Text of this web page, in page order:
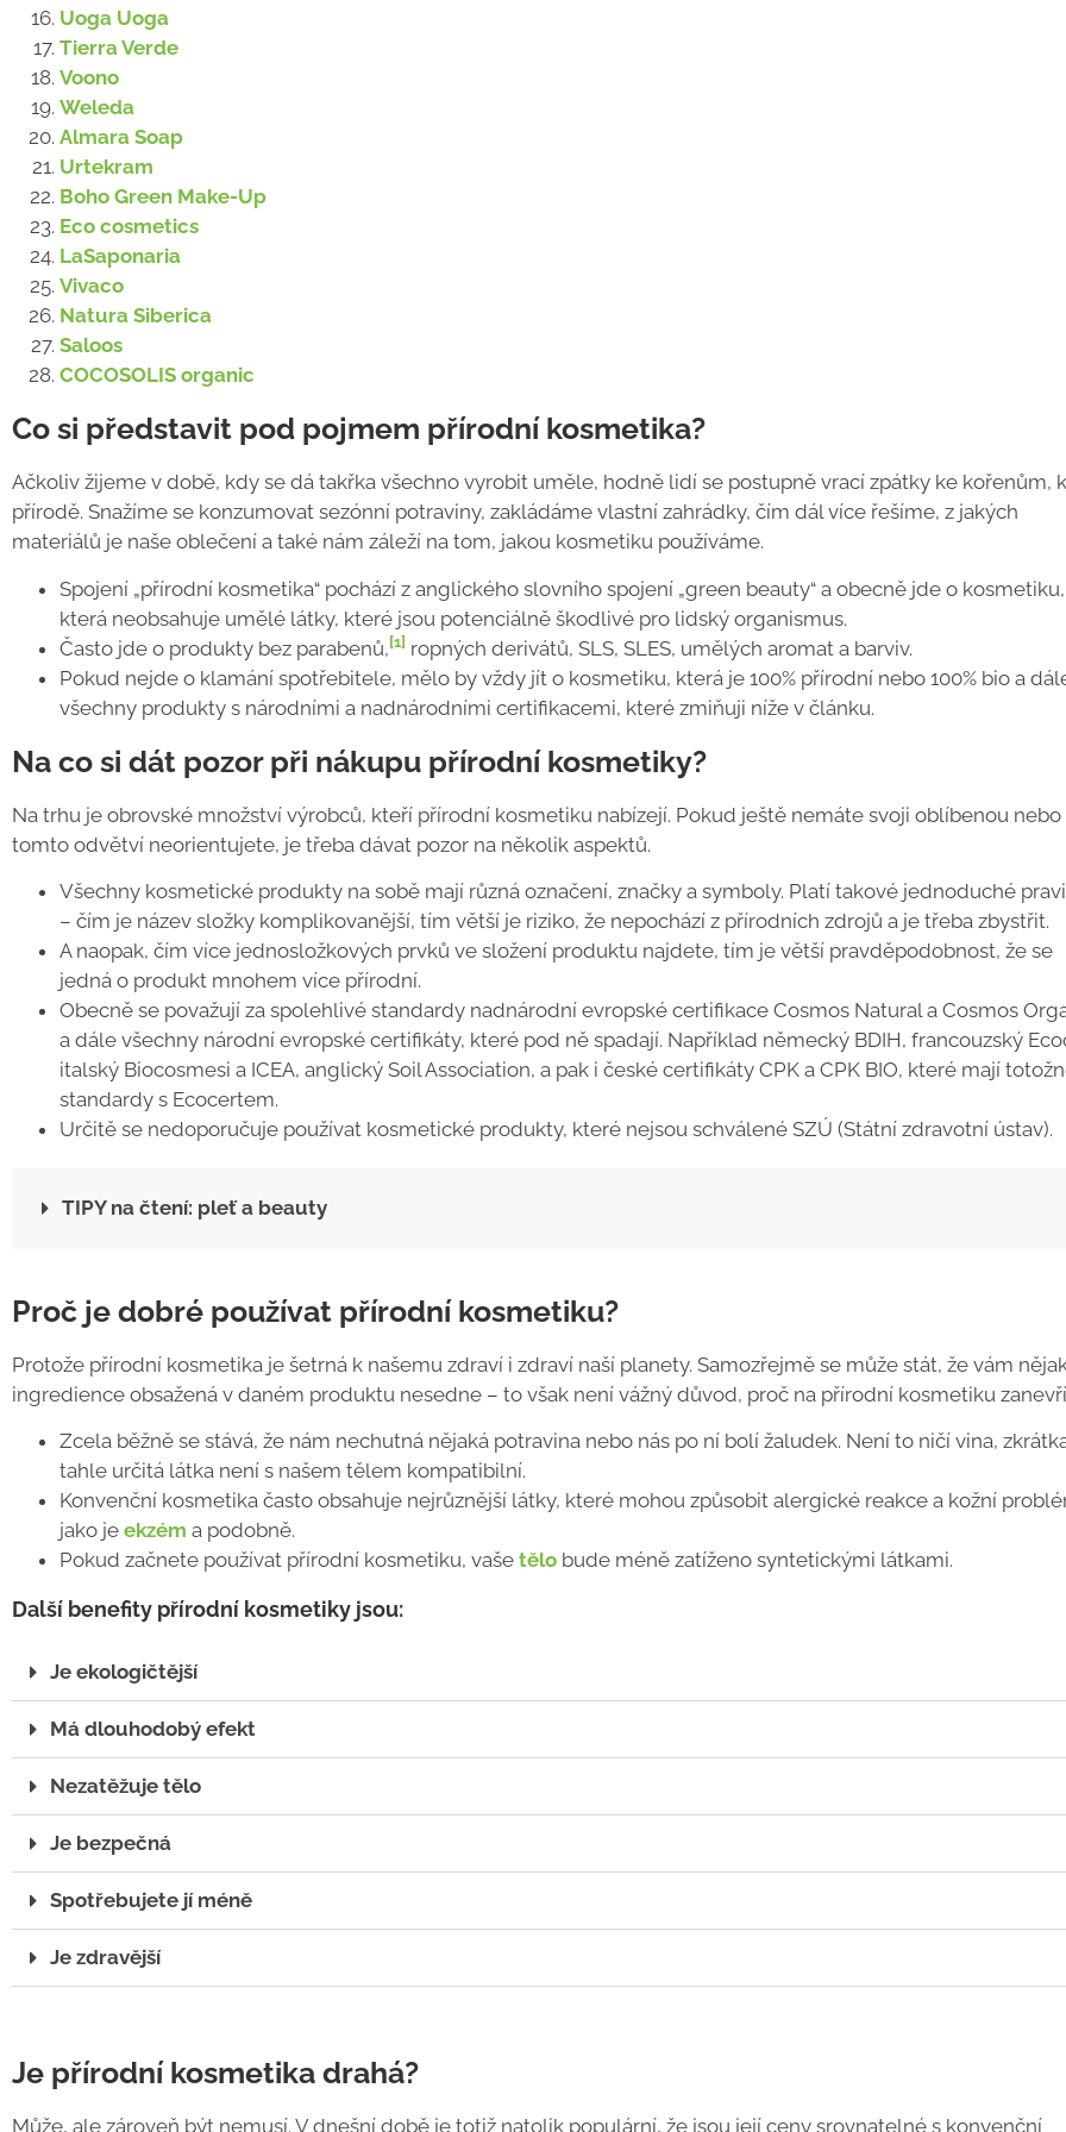
Uoga Uoga
Tierra Verde
Voono
Weleda
Almara Soap
Urtekram
Boho Green Make-Up
Eco cosmetics
LaSaponaria
Vivaco
Natura Siberica
Saloos
COCOSOLIS organic
Co si představit pod pojmem přírodní kosmetika?
Ačkoliv žijeme v době, kdy se dá takřka všechno vyrobit uměle, hodně lidí se postupně vrací zpátky ke kořenům, k
přírodě. Snažíme se konzumovat sezónní potraviny, zakládáme vlastní zahrádky, čím dál více řešíme, z jakých
materiálů je naše oblečení a také nám záleží na tom, jakou kosmetiku používáme.
Spojení „přírodní kosmetika“ pochází z anglického slovního spojení „green beauty“ a obecně jde o kosmetiku,
která neobsahuje umělé látky, které jsou potenciálně škodlivé pro lidský organismus.
Často jde o produkty bez parabenů, [1] ropných derivátů, SLS, SLES, umělých aromat a barviv.
Pokud nejde o klamání spotřebitele, mělo by vždy jít o kosmetiku, která je 100% přírodní nebo 100% bio a
všechny produkty s národními a nadnárodními certifikacemi, které zmiňuji níže v článku.
Na co si dát pozor při nákupu přírodní kosmetiky?
Na trhu je obrovské množství výrobců, kteří přírodní kosmetiku nabízejí. Pokud ještě nemáte svoji oblíbenou nebo
tomto odvětví neorientujete, je třeba dávat pozor na několik aspektů.
Všechny kosmetické produkty na sobě mají různá označení, značky a symboly. Platí takové jednoduché
– čím je název složky komplikovanější, tím větší je riziko, že nepochází z přírodních zdrojů a je třeba zbystřit.
A naopak, čím více jednosložkových prvků ve složení produktu najdete, tím je větší pravděpodobnost, že se
jedná o produkt mnohem více přírodní.
Obecně se považují za spolehlivé standardy nadnárodní evropské certifikace Cosmos Natural a Cosmos
a dále všechny národní evropské certifikáty, které pod ně spadají. Například německý BDIH, francouzský
italský Biocosmesi a ICEA, anglický Soil Association, a pak i české certifikáty CPK a CPK BIO, které mají
standardy s Ecocertem.
Určitě se nedoporučuje používat kosmetické produkty, které nejsou schválené SZÚ (Státní zdravotní ústav).
TIPY na čtení: pleť a beauty
Proč je dobré používat přírodní kosmetiku?
Protože přírodní kosmetika je šetrná k našemu zdraví i zdraví naší planety. Samozřejmě se může stát, že vám
ingredience obsažená v daném produktu nesedne – to však není vážný důvod, proč na přírodní kosmetiku
Zcela běžně se stává, že nám nechutná nějaká potravina nebo nás po ní bolí žaludek. Není to ničí vina,
tahle určitá látka není s našem tělem kompatibilní.
Konvenční kosmetika často obsahuje nejrůznější látky, které mohou způsobit alergické reakce a kožní
jako je ekzém a podobně.
Pokud začnete používat přírodní kosmetiku, vaše tělo bude méně zatíženo syntetickými látkami.
Další benefity přírodní kosmetiky jsou:
Je ekologičtější
Má dlouhodobý efekt
Nezatěžuje tělo
Je bezpečná
Spotřebujete jí méně
Je zdravější
Je přírodní kosmetika drahá?
Může, ale zároveň být nemusí. V dnešní době je totiž natolik populární, že jsou její ceny srovnatelné s konvenční